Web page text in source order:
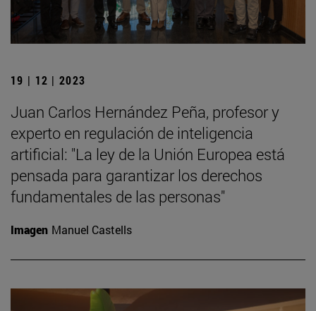
19 | 12 | 2023
Juan Carlos Hernández Peña, profesor y
experto en regulación de inteligencia
artificial: "La ley de la Unión Europea está
pensada para garantizar los derechos
fundamentales de las personas"
Imagen Manuel Castells